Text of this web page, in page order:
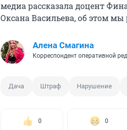
медиа рассказала доцент
Оксана Васильева, об этом
Алена Смагина
Корреспондент оперативной
Дача Штраф Нарушение
0 0